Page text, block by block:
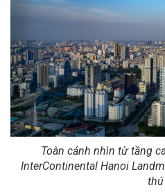
Toàn cảnh nhìn từ tầng
InterContinental Hanoi
thú